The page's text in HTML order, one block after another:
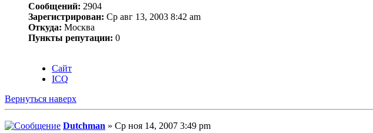
Сообщений: 2904
Зарегистрирован: Ср авг 13, 2003 8:42 am
Откуда: Москва
Пункты репутации: 0
Сайт
ICQ
Вернуться наверх
Dutchman » Ср ноя 14, 2007 3:49 pm